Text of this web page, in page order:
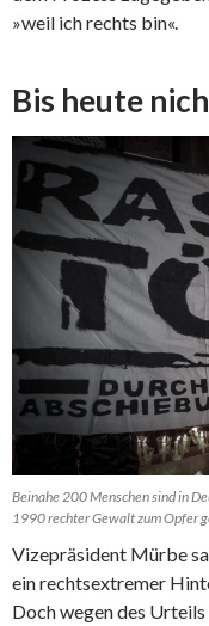
»weil ich rechts bin«.
Bis heute
Beinahe 200 Menschen sind in
1990 rechter Gewalt zum Opfer
Vizepräsident Mürbe
ein rechtsextremer
Doch wegen des